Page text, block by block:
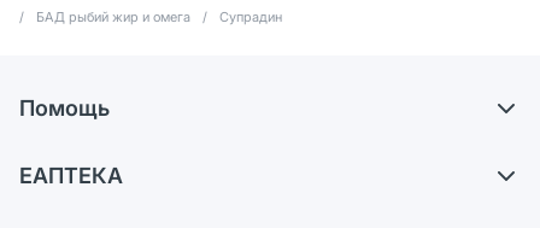
/
БАД рыбий жир и омега / Супрадин
Помощь
Самовывоз из аптек
ЕАПТЕКА